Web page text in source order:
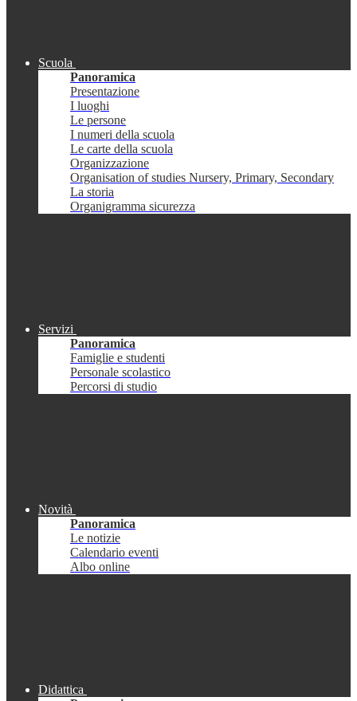
Scuola
Panoramica
Presentazione
I luoghi
Le persone
I numeri della scuola
Le carte della scuola
Organizzazione
Organisation of studies Nursery, Primary, Secondary
La storia
Organigramma sicurezza
Servizi
Panoramica
Famiglie e studenti
Personale scolastico
Percorsi di studio
Novità
Panoramica
Le notizie
Calendario eventi
Albo online
Didattica